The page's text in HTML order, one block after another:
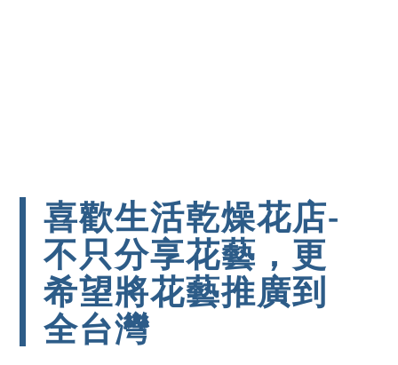
喜歡生活乾燥花店-
不只分享花藝，更
希望將花藝推廣到
全台灣